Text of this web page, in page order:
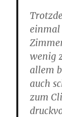
wenig
allem
auch
zum